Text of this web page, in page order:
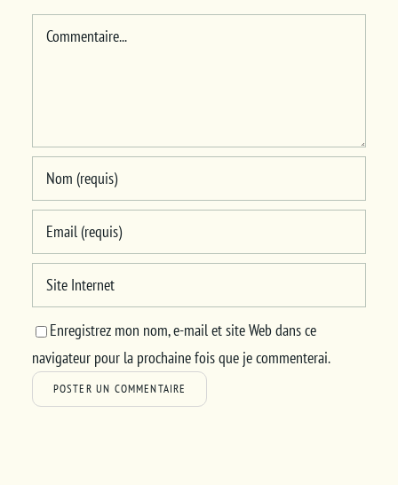
Commentaire
Enregistrez mon nom, e-mail et site Web dans ce
navigateur pour la prochaine fois que je commenterai.